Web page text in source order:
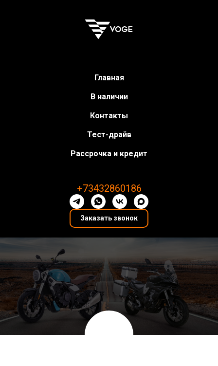
Главная
В наличии
Контакты
Тест-драйв
Рассрочка и кредит
+73432860186
Заказать звонок